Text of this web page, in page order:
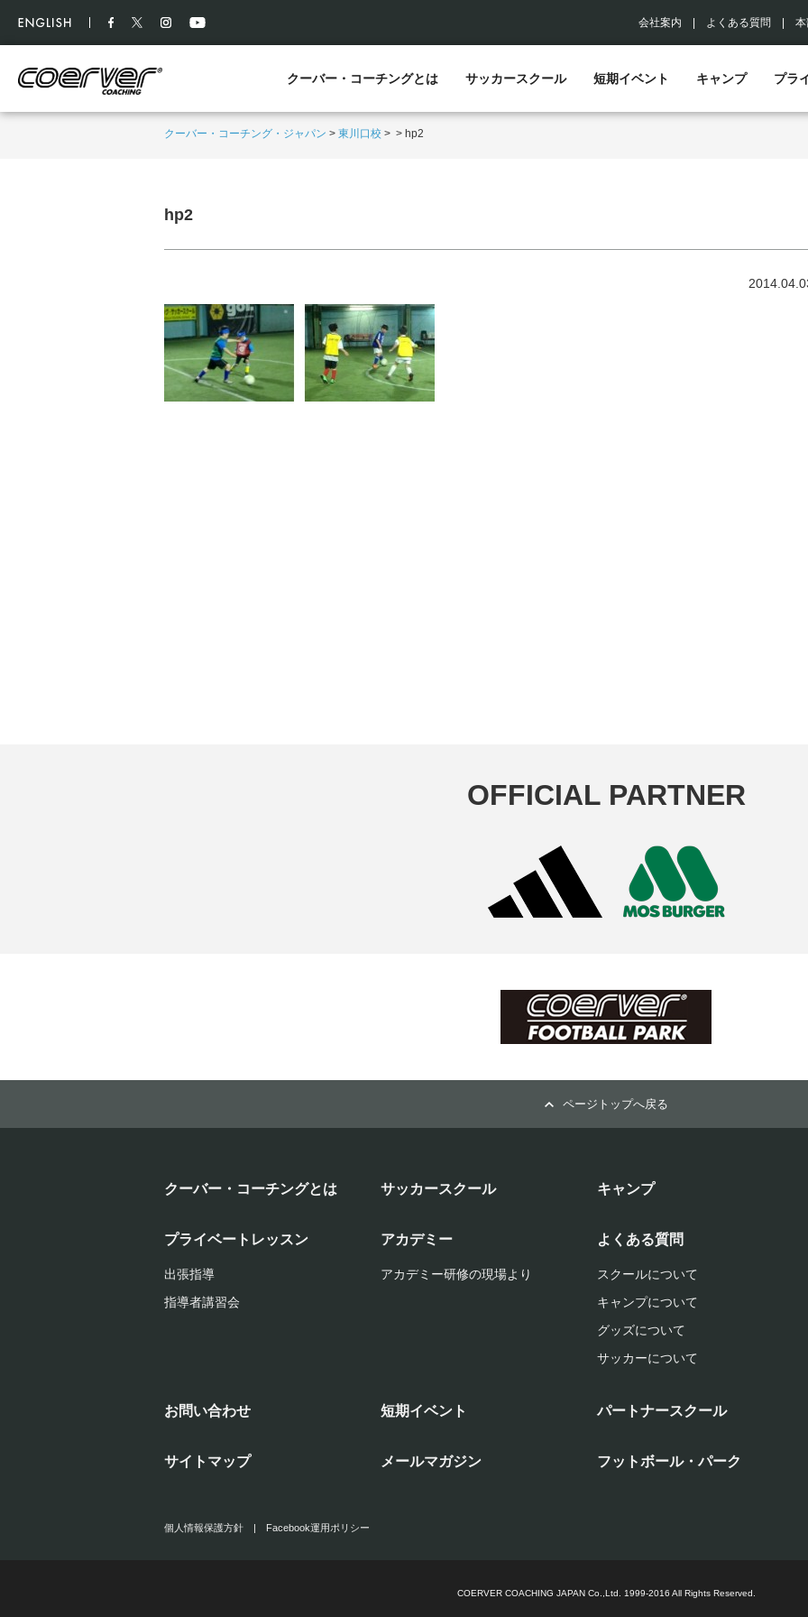
会社案内 よくある質問
クーバー・コーチングとは サッカースクール 短期イベント キャンプ プラ
クーバー・コーチング・ジャパン > 東川口校 > > hp2
hp2
OFFICIAL PARTNER
ページトップへ戻る
クーバー・コーチングとは サッカースクール キャンプ
プライベートレッスン
出張指導
指導者講習会
アカデミー
アカデミー研修の現場より
よくある質問
スクールについて
キャンプについて
グッズについて
サッカーについて
お問い合わせ 短期イベント パートナースクール
サイトマップ メールマガジン フットボール・パーク
個人情報保護方針 | Facebook運用ポリシー
COERVER COACHING JAPAN Co.,Ltd. 1999-2016 All Rights Reserved.